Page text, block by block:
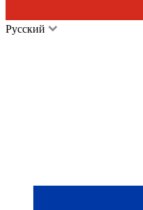
Русский